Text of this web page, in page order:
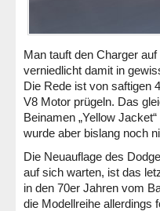
Man tauft den Charger
verniedlicht damit in
Die Rede ist von saftigen
V8 Motor prügeln. Das
Beinamen „Yellow
wurde aber bislang noch
Die Neuauflage des
auf sich warten, ist das
in den 70er Jahren vom
die Modellreihe allerdings